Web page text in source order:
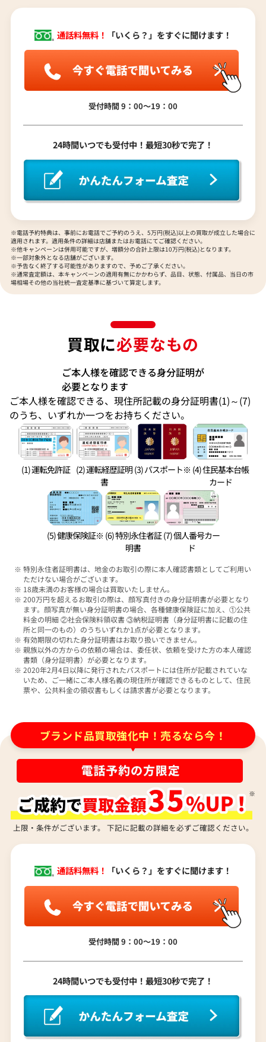
売却するか悩んでいるのですが、査定だけお
願いできますか？
1点からでも査定できますか？
通話料無料！ 「いくら？」をすぐに聞けます！
受付時間 9：00〜19：00
24時間いつでも受付中！最短30秒で完了！
※電話予約特典は、事前にお電話でご予約のうえ、5万円(税込)以上の買取が成立した場合に
適用されます。適用条件の詳細は店舗またはお電話にてご確認ください。
※他キャンペーンは併用可能ですが、増額分の合計上限は10万円(税込)となります。
※一部対象外となる店舗がございます。
※予告なく終了する可能性がありますので、予めご了承ください。
※通常査定額は、本キャンペーンの適用有無にかかわらず、品目、状態、付属品、当日の市
場相場その他の当社統一査定基準に基づいて算定します。
買取に必要なもの
ご本人様を確認できる身分証明が
必要となります
ご本人様を確認できる、現住所記載の身分証明書(1)～(7)
のうち、いずれか一つをお持ちください。
(1) 運転免許証 (2) 運転経歴証明
書
(3) パスポート※ (4) 住民基本台帳
カード
(5) 健康保険証※ (6) 特別永住者証
明書
(7) 個人番号カー
ド
特別永住者証明書は、地金のお取引の際に本人確認書類としてご利用い
ただけない場合がございます。
18歳未満のお客様の場合は買取いたしません。
200万円を超えるお取引の際は、顔写真付きの身分証明書が必要となり
ます。顔写真が無い身分証明書の場合、各種健康保険証に加え、①公共
料金の明細 ②社会保険料領収書 ③納税証明書（身分証明書に記載の住
所と同一のもの）のうちいずれか1点が必要となります。
有効期限の切れた身分証明書はお取り扱いできません。
親族以外の方からの依頼の場合は、委任状、依頼を受けた方の本人確認
書類（身分証明書）が必要となります。
2020年2月4日以降に発行されたパスポートには住所が記載されていな
いため、ご一緒にご本人様名義の現住所が確認できるものとして、住民
票や、公共料金の領収書もしくは請求書が必要となります。
ブランド品買取強化中！売るなら今！
上限・条件がございます。 下記に記載の詳細を必ずご確認ください。
通話料無料！ 「いくら？」をすぐに聞けます！
受付時間 9：00〜19：00
24時間いつでも受付中！最短30秒で完了！